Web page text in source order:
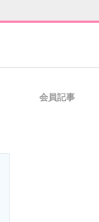
会員記事